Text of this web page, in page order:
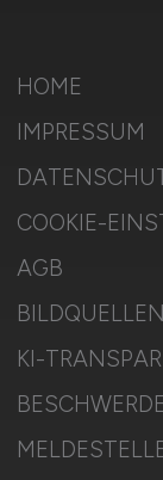
HOME
IMPRESSUM
COOKIE-
AGB
BILDQUELLEN
KI-